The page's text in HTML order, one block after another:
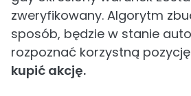
zweryfikowany. Algorytm
sposób, będzie w stanie
rozpoznać korzystną pozycję
kupić akcję.